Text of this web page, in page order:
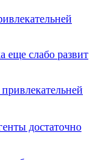
слабо развит
достаточно